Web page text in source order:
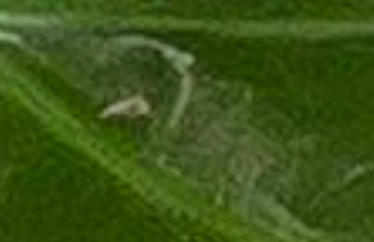
da ihre Blätter empfindlich auf zu viel
Alocasia auch in etwas weniger hellem Licht